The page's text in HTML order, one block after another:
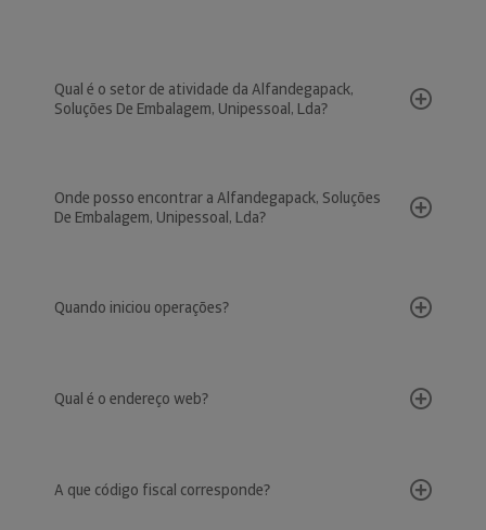
Qual é o setor de atividade da Alfandegapack,
Soluções De Embalagem, Unipessoal, Lda?
Onde posso encontrar a Alfandegapack, Soluções
De Embalagem, Unipessoal, Lda?
Quando iniciou operações?
Qual é o endereço web?
A que código fiscal corresponde?